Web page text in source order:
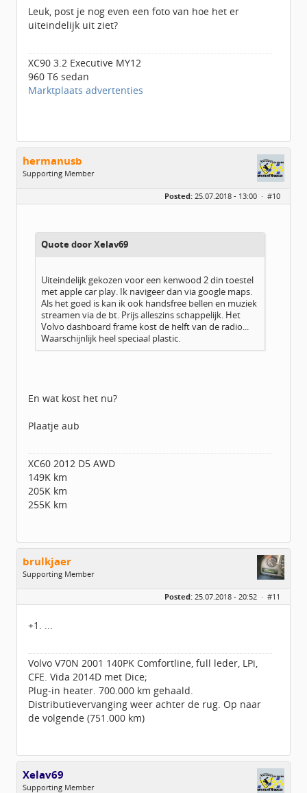
Leuk, post je nog even een foto van hoe het er
uiteindelijk uit ziet?
XC90 3.2 Executive MY12
960 T6 sedan
Marktplaats advertenties
hermanusb
Supporting Member
Leeftijd:
63
Posted: 25.07.2018 - 13:00 · #10
Quote door Xelav69
Uiteindelijk gekozen voor een kenwood 2 din toestel
met apple car play. Ik navigeer dan via google maps.
Als het goed is kan ik ook handsfree bellen en muziek
streamen via de bt. Prijs alleszins schappelijk. Het
Volvo dashboard frame kost de helft van de radio...
Waarschijnlijk heel speciaal plastic.
En wat kost het nu?
Plaatje aub
XC60 2012 D5 AWD
149K km
205K km
255K km
brulkjaer
Supporting Member
Geslacht:
Berichten:
2124
Posted: 25.07.2018 - 20:52 · #11
+1. ...
Volvo V70N 2001 140PK Comfortline, full leder, LPi,
CFE. Vida 2014D met Dice;
Plug-in heater. 700.000 km gehaald.
Distributievervanging weer achter de rug. Op naar
de volgende (751.000 km)
Xelav69
Supporting Member